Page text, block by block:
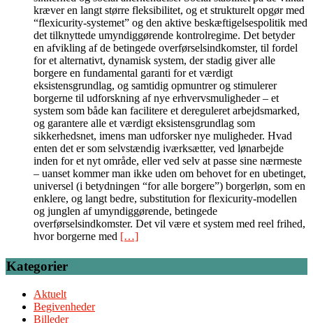
kræver en langt større fleksibilitet, og et strukturelt opgør med
“flexicurity-systemet” og den aktive beskæftigelsespolitik med
det tilknyttede umyndiggørende kontrolregime. Det betyder
en afvikling af de betingede overførselsindkomster, til fordel
for et alternativt, dynamisk system, der stadig giver alle
borgere en fundamental garanti for et værdigt
eksistensgrundlag, og samtidig opmuntrer og stimulerer
borgerne til udforskning af nye erhvervsmuligheder – et
system som både kan facilitere et dereguleret arbejdsmarked,
og garantere alle et værdigt eksistensgrundlag som
sikkerhedsnet, imens man udforsker nye muligheder. Hvad
enten det er som selvstændig iværksætter, ved lønarbejde
inden for et nyt område, eller ved selv at passe sine nærmeste
– uanset kommer man ikke uden om behovet for en ubetinget,
universel (i betydningen “for alle borgere”) borgerløn, som en
enklere, og langt bedre, substitution for flexicurity-modellen
og junglen af umyndiggørende, betingede
overførselsindkomster. Det vil være et system med reel frihed,
hvor borgerne med […]
Kategorier
Aktuelt
Begivenheder
Billeder